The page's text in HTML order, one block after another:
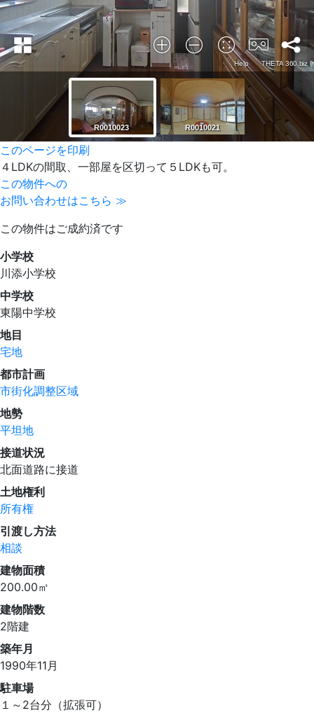
このページを印刷
４LDKの間取、一部屋を区切って５LDKも可。
この物件への
お問い合わせはこちら ≫
この物件はご成約済です
小学校
川添小学校
中学校
東陽中学校
地目
宅地
都市計画
市街化調整区域
地勢
平坦地
接道状況
北面道路に接道
土地権利
所有権
引渡し方法
相談
建物面積
200.00㎡
建物階数
2階建
築年月
1990年11月
駐車場
１～2台分（拡張可）